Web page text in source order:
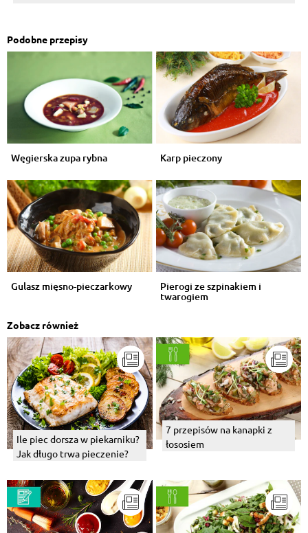
Podobne przepisy
Węgierska zupa rybna Karp pieczony
Gulasz mięsno-pieczarkowy Pierogi ze szpinakiem i
twarogiem
Zobacz również
Ile piec dorsza w piekarniku?
Jak długo trwa pieczenie?
7 przepisów na kanapki z
łososiem